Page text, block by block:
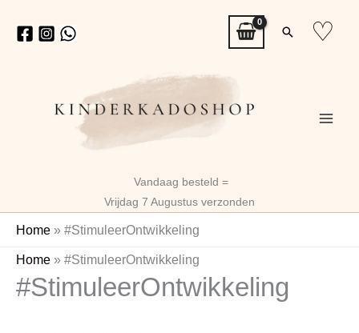
naar
Zoeken
♡
Vandaag besteld =
Vrijdag 7 Augustus verzonden
Home » #StimuleerOntwikkeling
Home » #StimuleerOntwikkeling
#StimuleerOntwikkeling
Gesorteerd
op